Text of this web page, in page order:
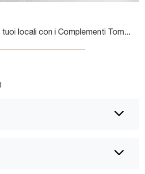
Desideri arricchire i tuoi locali con i Complementi Tomasella? Ecco qui molteplici modelli di orologi in legno come Clock.